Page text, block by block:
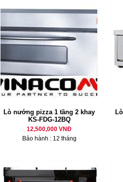
Lò nướng pizza 1 tầng 2 khay
KS-FDG-12BQ
12,500,000 VNĐ
Bảo hành : 12 tháng